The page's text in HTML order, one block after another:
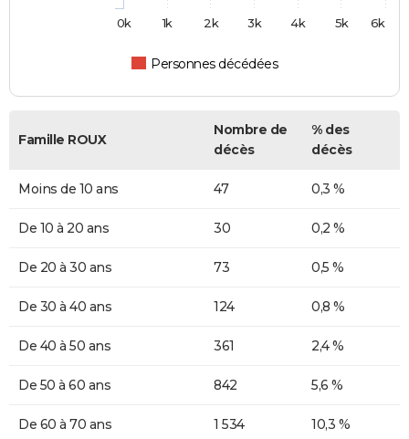
Personnes décédées
0k 1k 2k 3k 4k 5k 6k
Famille ROUX
Nombre de
décès
% des
décès
Moins de 10 ans 47 0,3 %
De 10 à 20 ans 30 0,2 %
De 20 à 30 ans 73 0,5 %
De 30 à 40 ans 124 0,8 %
De 40 à 50 ans 361 2,4 %
De 50 à 60 ans 842 5,6 %
De 60 à 70 ans 1 534 10,3 %